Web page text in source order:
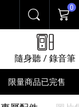
搜尋 購物
0
隨身聽 / 錄音筆
限量商品已完售